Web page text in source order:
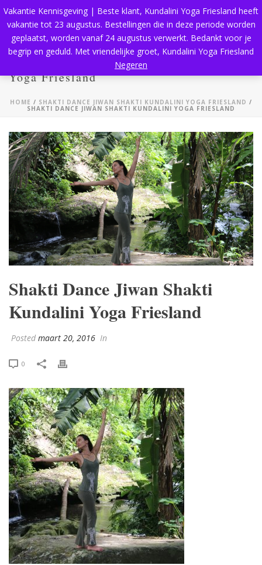
Shakti Dance Jiwan Shakti Kundalini
Yoga Friesland
HOME / SHAKTI DANCE JIWAN SHAKTI KUNDALINI YOGA FRIESLAND /
SHAKTI DANCE JIWAN SHAKTI KUNDALINI YOGA FRIESLAND
Shakti Dance Jiwan Shakti
Kundalini Yoga Friesland
Posted maart 20, 2016 In
0
Vakantie Kennisgeving | Beste klant, Kundalini Yoga Friesland heeft
vakantie tot 23 augustus. Bestellingen die in deze periode worden
geplaatst, worden vanaf 24 augustus verwerkt. Bedankt voor je
begrip en geduld. Met vriendelijke groet, Kundalini Yoga Friesland
Negeren